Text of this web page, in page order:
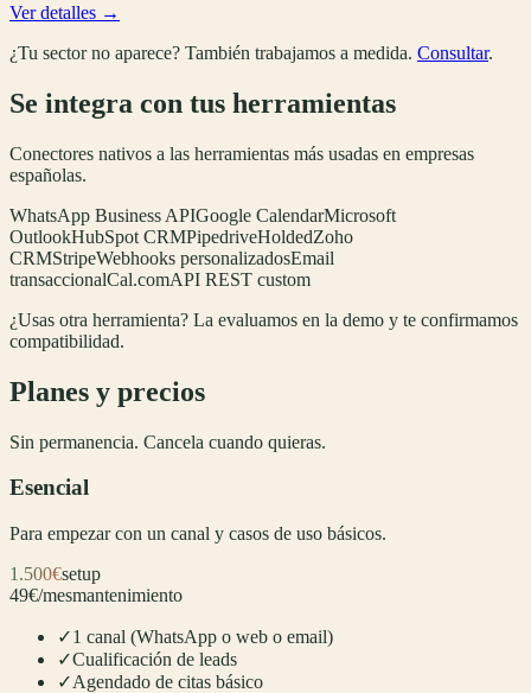
Ver detalles →
¿Tu sector no aparece? También trabajamos a medida. Consultar.
Se integra con tus herramientas
Conectores nativos a las herramientas más usadas en empresas
españolas.
WhatsApp Business APIGoogle CalendarMicrosoft
OutlookHubSpot CRMPipedriveHoldedZoho
CRMStripeWebhooks personalizadosEmail
transaccionalCal.comAPI REST custom
¿Usas otra herramienta? La evaluamos en la demo y te confirmamos
compatibilidad.
Planes y precios
Sin permanencia. Cancela cuando quieras.
Esencial
Para empezar con un canal y casos de uso básicos.
1.500€setup
49€/mesmantenimiento
✓1 canal (WhatsApp o web o email)
✓Cualificación de leads
✓Agendado de citas básico